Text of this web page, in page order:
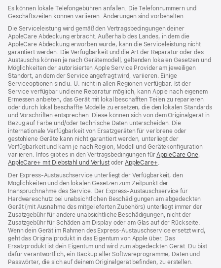
Es können lokale Telefongebühren anfallen. Die Telefonnummern und
Geschäftszeiten können variieren. Änderungen sind vorbehalten.
Die Serviceleistung wird gemäß den Vertragsbedingungen deiner
AppleCare Abdeckung erbracht. Außerhalb des Landes, in dem die
AppleCare Abdeckung erworben wurde, kann die Serviceleistung nicht
garantiert werden. Die Verfügbarkeit und die Art der Reparatur oder des
Austauschs können je nach Gerätemodell, geltenden lokalen Gesetzen und
Möglichkeiten der autorisierten Apple Service Provider am jeweiligen
Standort, an dem der Service angefragt wird, variieren. Einige
Serviceoptionen sind u. U. nicht in allen Regionen verfügbar. Ist der
Service verfügbar und eine Reparatur möglich, kann Apple nach eigenem
Ermessen anbieten, das Gerät mit lokal beschafften Teilen zu reparieren
oder durch lokal beschaffte Modelle zu ersetzen, die den lokalen Standards
und Vorschriften entsprechen. Diese können sich von dem Originalgerät in
Bezug auf Farbe und/oder technische Daten unterscheiden. Die
internationale Verfügbarkeit von Ersatzgeräten für verlorene oder
gestohlene Geräte kann nicht garantiert werden, unterliegt der
Verfügbarkeit und kann je nach Region, Modell und Gerätekonfiguration
variieren. Infos gibt es in den Vertragsbedingungen fürAppleCare One(Öffnet
,
AppleCare+ mit Diebstahl und Verlust(Öffnet
neues
Fenster)
oder AppleCare+(Öffnet
neues
Fenster)
.
Der Express-Austauschservice unterliegt der Verfügbarkeit, den
Möglichkeiten und den lokalen Gesetzen zum Zeitpunkt der
Inanspruchnahme des Service. Der Express-Austauschservice für
Hardwareschutz bei unabsichtlichen Beschädigungen am abgedeckten
Gerät (mit Ausnahme des mitgelieferten Zubehörs) unterliegt immer der
Zusatzgebühr für andere unabsichtliche Beschädigungen, nicht der
Zusatzgebühr für Schäden am Display oder am Glas auf der Rückseite.
Wenn dein Gerät im Rahmen des Express-Austauschservice ersetzt wird,
geht das Originalprodukt in das Eigentum von Apple über. Das
Ersatzprodukt ist dein Eigentum und wird zum abgedeckten Gerät. Du bist
dafür verantwortlich, ein Backup aller Softwareprogramme, Daten und
Passwörter, die sich auf deinem Originalgerät befinden, zu erstellen.